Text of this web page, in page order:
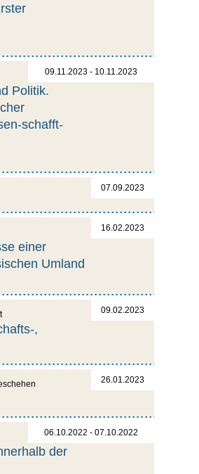
09.11.2023 - 10.11.2023
Politik.
schafft-
07.09.2023
16.02.2023
einer
Umland
09.02.2023
,
26.01.2023
06.10.2022 - 07.10.2022
der